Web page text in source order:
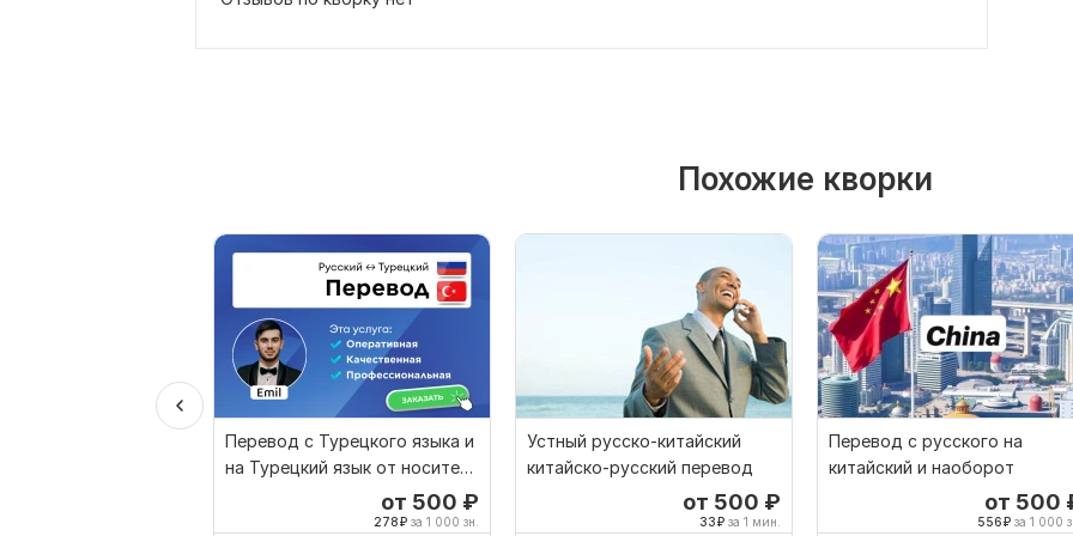
Похожие кворки
Перевод с Турецкого языка и
на Турецкий язык от носителя
от 500 ₽
278₽ за 1 000 зн.
Устный русско-китайский
китайско-русский перевод
от 500 ₽
33₽ за 1 мин.
Перевод с русского на
китайский и наоборот
от 500
556₽ за 1 000